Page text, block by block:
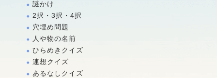
謎かけ
2択・3択・4択
穴埋め問題
人や物の名前
ひらめきクイズ
連想クイズ
あるなしクイズ